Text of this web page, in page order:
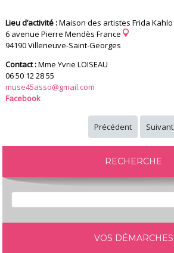
Lieu d’activité :Maison des artistes Frida Kahlo
6 avenue Pierre Mendès France
94190 Villeneuve-Saint-Georges
Contact :Mme Yvrie LOISEAU
06 50 12 28 55
muse45asso@gmail.com
Facebook
Précédent Suivant
RECHERCHE
VOS DÉMARCHES